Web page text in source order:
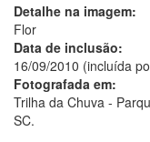
Detalhe na imagem:
Flor
Data de inclusão:
16/09/2010 (incluída
Fotografada em:
Trilha da Chuva -
SC.